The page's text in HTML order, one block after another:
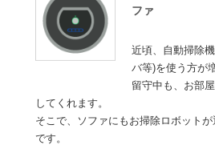
ファ
近頃、自動掃除
バ等)を使う方が
留守中も、お部
してくれます。
そこで、ソファにもお掃除ロボット
です。